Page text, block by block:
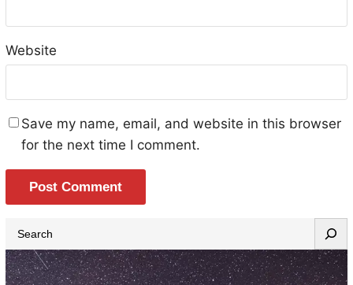
Website
Save my name, email, and website in this browser
for the next time I comment.
e
a